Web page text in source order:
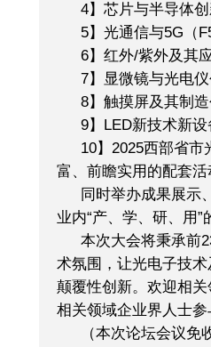
4】芯片与半导体
5】光通信与5G（
6】红外/紫外及其
7】显微镜与光电
8】触摸屏及其制
9】LED新技术新
10】2025西部省
富、前瞻实用的配套活
同时举办成果展示
业内“产、学、研、用
本次大会将秉承前
术氛围，让光电子技
颠覆性创新。欢迎相
相关领域企业界人士
（本次论坛会议